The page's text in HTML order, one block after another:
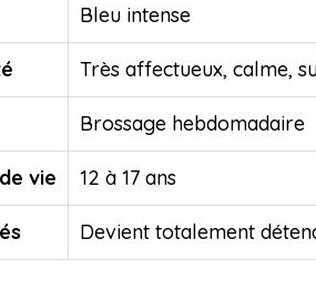
Bleu intense
Très affectueux, calme,
Brossage hebdomadaire
vie 12 à 17 ans
Devient totalement